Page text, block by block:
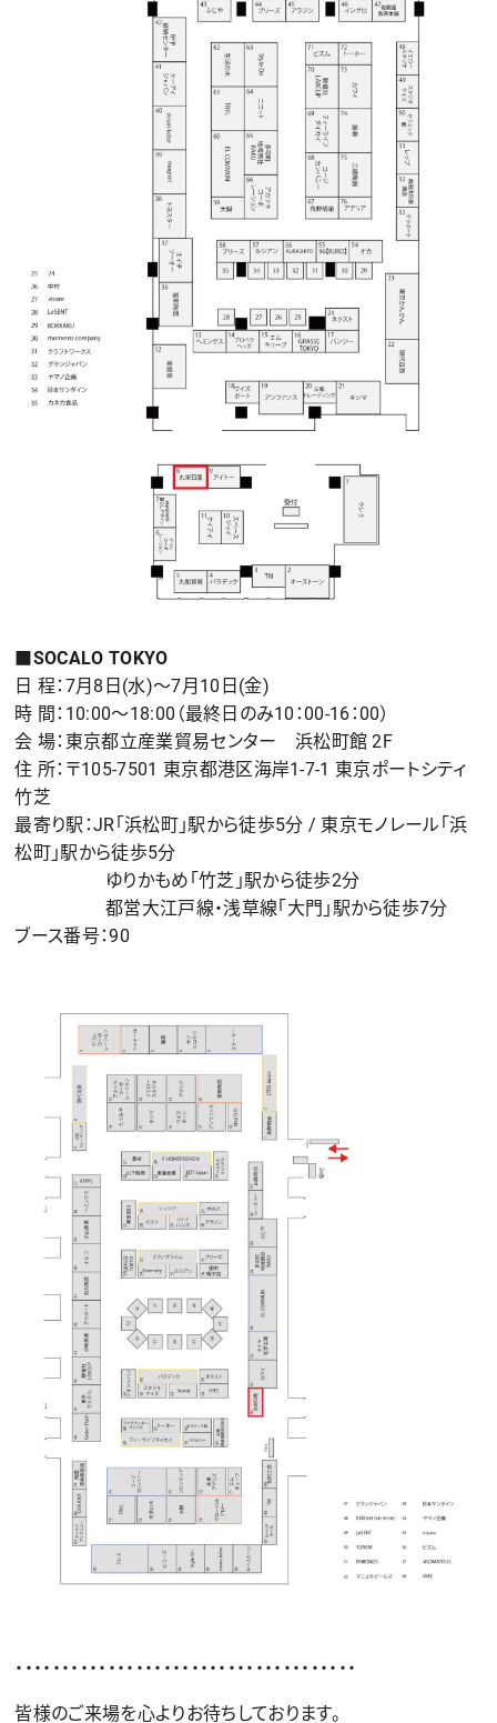
■SOCALO TOKYO
日 程：7月8日(水)〜7月10日(金)
時 間：10:00〜18:00（最終日のみ10：00-16：00）
会 場：東京都立産業貿易センター 浜松町館 2F
住 所：〒105-7501 東京都港区海岸1-7-1 東京ポートシティ
竹芝
最寄り駅：JR「浜松町」駅から徒歩5分 / 東京モノレール「浜
松町」駅から徒歩5分
ゆりかもめ「竹芝」駅から徒歩2分
都営大江戸線・浅草線「大門」駅から徒歩7分
ブース番号：90
・・・・・・・・・・・・・・・・・・・・・・・・・・・・・・・・・・・・・
皆様のご来場を心よりお待ちしております。